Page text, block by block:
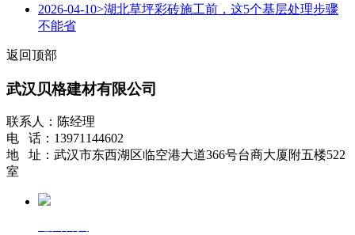
2026-04-10>湖北草坪彩砖施工前，这5个基层处理步骤
不能省
返回顶部
武汉贝格建材有限公司
联系人：陈经理
电 话：13971144602
地 址：武汉市东西湖区临空港大道366号台商大厦附五楼522
室